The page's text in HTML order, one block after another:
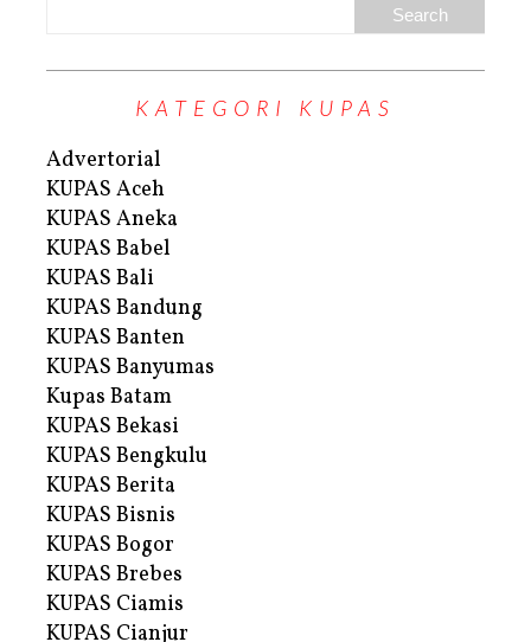
KATEGORI KUPAS
Advertorial
KUPAS Aceh
KUPAS Aneka
KUPAS Babel
KUPAS Bali
KUPAS Bandung
KUPAS Banten
KUPAS Banyumas
Kupas Batam
KUPAS Bekasi
KUPAS Bengkulu
KUPAS Berita
KUPAS Bisnis
KUPAS Bogor
KUPAS Brebes
KUPAS Ciamis
KUPAS Cianjur